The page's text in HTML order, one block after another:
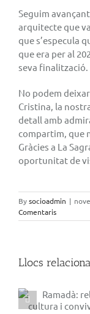
Seguim
arquitecte que
que s’especula
que era per al
seva finalització.
No podem
Cristina, la
detall amb
compartim, que
Gràcies a La
oportunitat de
Bysocioadmin |
Comentaris
Llocs
per